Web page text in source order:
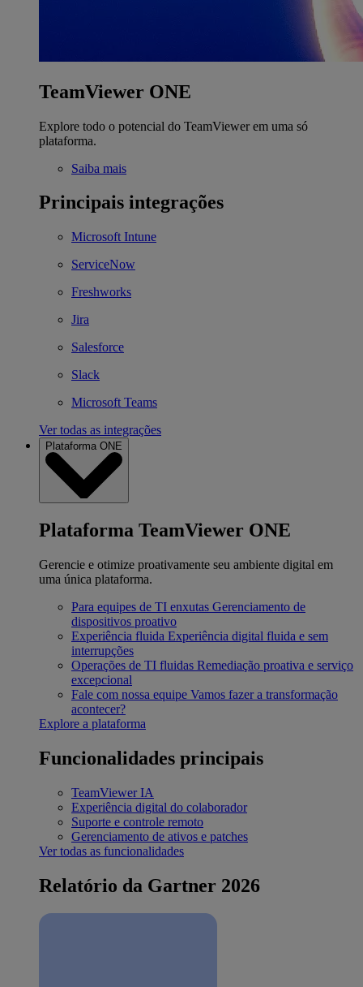
TeamViewer ONE
Explore todo o potencial do TeamViewer em uma só
plataforma.
Saiba mais
Principais integrações
Microsoft Intune
ServiceNow
Freshworks
Jira
Salesforce
Slack
Microsoft Teams
Ver todas as integrações
Plataforma ONE
Plataforma TeamViewer ONE
Gerencie e otimize proativamente seu ambiente digital em
uma única plataforma.
Para equipes de TI enxutas Gerenciamento de
dispositivos proativo
Experiência fluida Experiência digital fluida e sem
interrupções
Operações de TI fluidas Remediação proativa e serviço
excepcional
Fale com nossa equipe Vamos fazer a transformação
acontecer?
Explore a plataforma
Funcionalidades principais
TeamViewer IA
Experiência digital do colaborador
Suporte e controle remoto
Gerenciamento de ativos e patches
Ver todas as funcionalidades
Relatório da Gartner 2026